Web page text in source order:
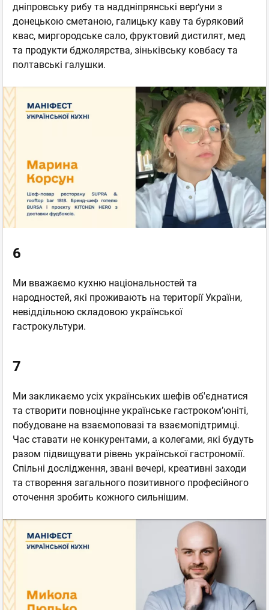
дніпровську рибу та наддніпрянські верґуни з
донецькою сметаною, галицьку каву та буряковий
квас, миргородське сало, фруктовий дистилят, мед
та продукти бджолярства, зіньківську ковбасу та
полтавські галушки.
6
Ми вважаємо кухню національностей та
народностей, які проживають на території України,
невіддільною складовою української
гастрокультури.
7
Ми закликаємо усіх українських шефів об'єднатися
та створити повноцінне українське гастроком’юніті,
побудоване на взаємоповазі та взаємопідтримці.
Час ставати не конкурентами, а колегами, які будуть
разом підвищувати рівень української гастрономії.
Спільні дослідження, звані вечері, креативні заходи
та створення загального позитивного професійного
оточення зробить кожного сильнішим.